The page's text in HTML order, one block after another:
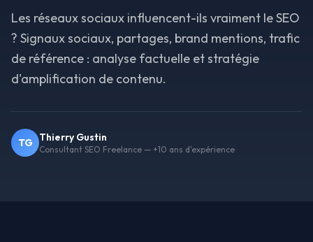
Les réseaux sociaux influencent-ils vraiment le SEO
? Signaux sociaux, partages, brand mentions, trafic
de référence : analyse factuelle et stratégie
d'amplification de contenu.
TG Thierry Gustin
Consultant SEO Freelance — +10 ans d'expérience